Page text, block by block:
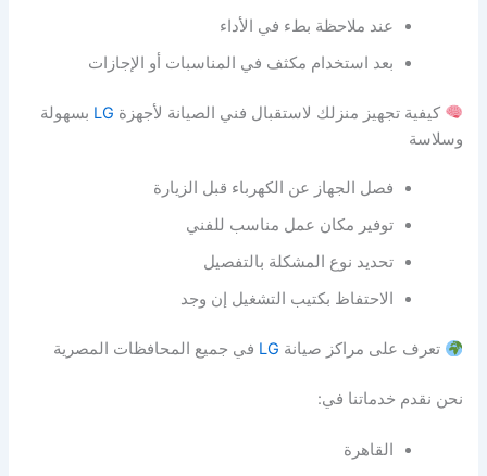
عند ملاحظة بطء في الأداء
بعد استخدام مكثف في المناسبات أو الإجازات
كيفية تجهيز منزلك لاستقبال فني الصيانة لأجهزة LG بسهولة
وسلاسة
فصل الجهاز عن الكهرباء قبل الزيارة
توفير مكان عمل مناسب للفني
تحديد نوع المشكلة بالتفصيل
الاحتفاظ بكتيب التشغيل إن وجد
تعرف على مراكز صيانة LG في جميع المحافظات المصرية
نحن نقدم خدماتنا في:
القاهرة